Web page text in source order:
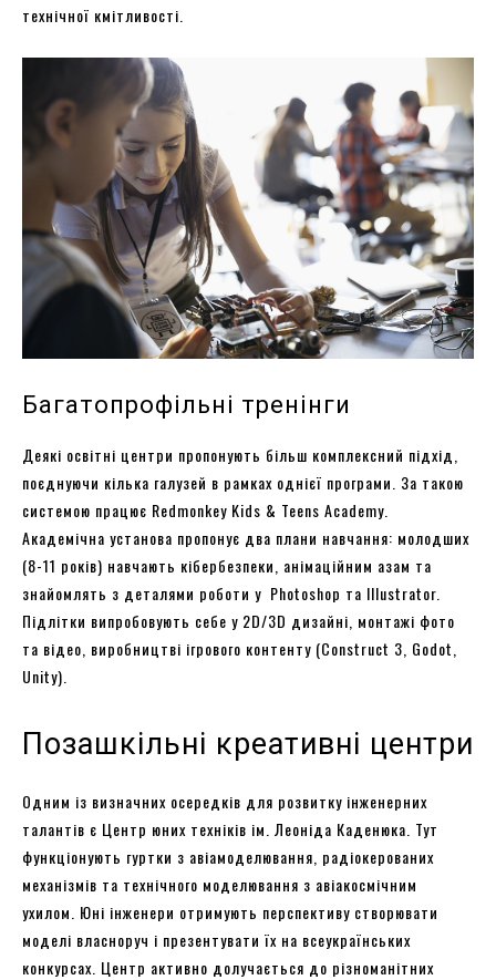
технічної кмітливості.
Багатопрофільні тренінги
Деякі освітні центри пропонують більш комплексний підхід,
поєднуючи кілька галузей в рамках однієї програми. За такою
системою працює Redmonkey Kids & Teens Academy.
Академічна установа пропонує два плани навчання: молодших
(8-11 років) навчають кібербезпеки, анімаційним азам та
знайомлять з деталями роботи у Photoshop та Illustrator.
Підлітки випробовують себе у 2D/3D дизайні, монтажі фото
та відео, виробництві ігрового контенту (Construct 3, Godot,
Unity).
Позашкільні креативні центри
Одним із визначних осередків для розвитку інженерних
талантів є Центр юних техніків ім. Леоніда Каденюка. Тут
функціонують гуртки з авіамоделювання, радіокерованих
механізмів та технічного моделювання з авіакосмічним
ухилом. Юні інженери отримують перспективу створювати
моделі власноруч і презентувати їх на всеукраїнських
конкурсах. Центр активно долучається до різноманітних